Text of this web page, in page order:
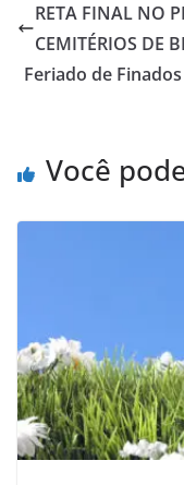
RETA FINAL NO
CEMITÉRIOS DE
Feriado de
Você